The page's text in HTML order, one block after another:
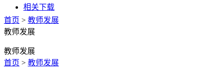
相关下载
首页 > 教师发展
教师发展
教师发展
首页 > 教师发展